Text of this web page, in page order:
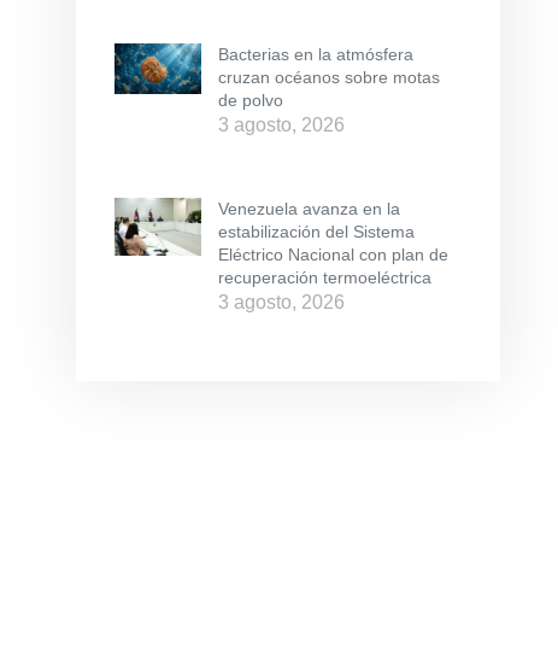
Bacterias en la atmósfera
cruzan océanos sobre motas
de polvo
3 agosto, 2026
Venezuela avanza en la
estabilización del Sistema
Eléctrico Nacional con plan de
recuperación termoeléctrica
3 agosto, 2026